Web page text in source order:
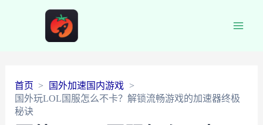
首页
国外加速国内游戏
国外玩LOL国服怎么不卡？解锁流畅游戏的加速器终极
秘诀